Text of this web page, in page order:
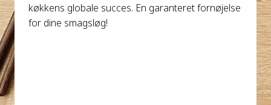
køkkens globale succes. En garanteret fornøjelse
for dine smagsløg!